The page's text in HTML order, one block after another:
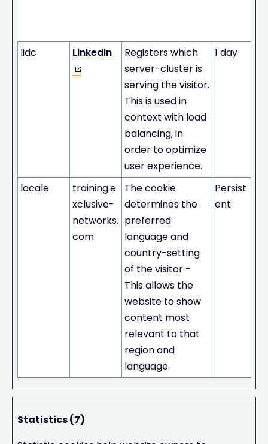
lidc
LinkedIn
Registers which
server-cluster is
serving the visitor.
This is used in
context with load
balancing, in
order to optimize
user experience.
1 day
locale
training.e
xclusive-
networks.
com
The cookie
determines the
preferred
language and
country-setting
of the visitor -
This allows the
website to show
content most
relevant to that
region and
language.
Persist
ent
Statistics (7)